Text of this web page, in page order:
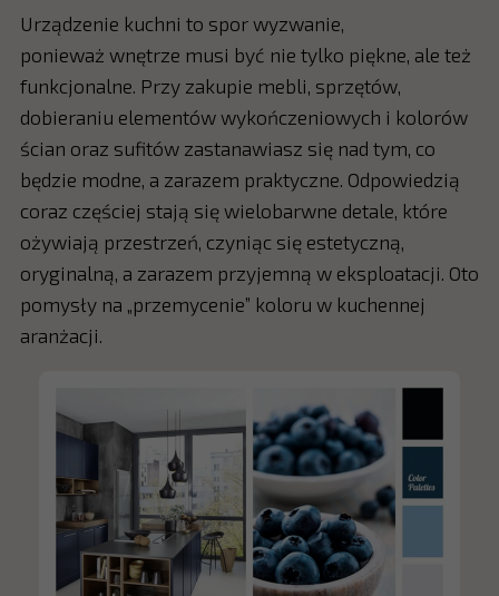
Urządzenie kuchni to spor wyzwanie,
ponieważ wnętrze musi być nie tylko piękne, ale też
funkcjonalne. Przy zakupie mebli, sprzętów,
dobieraniu elementów wykończeniowych i kolorów
ścian oraz sufitów zastanawiasz się nad tym, co
będzie modne, a zarazem praktyczne. Odpowiedzią
coraz częściej stają się wielobarwne detale, które
ożywiają przestrzeń, czyniąc się estetyczną,
oryginalną, a zarazem przyjemną w eksploatacji. Oto
pomysły na „przemycenie” koloru w kuchennej
aranżacji.